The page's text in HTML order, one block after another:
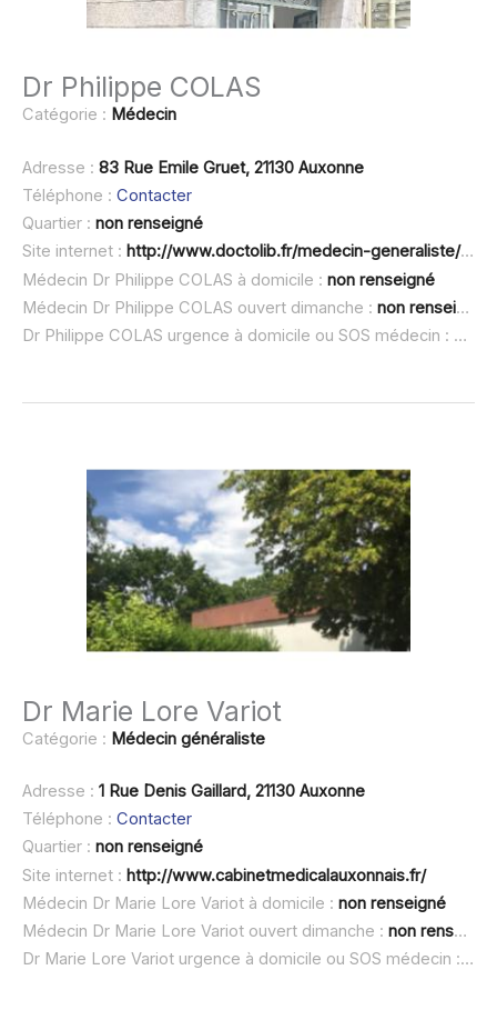
Dr Philippe COLAS
Catégorie : Médecin
Adresse : 83 Rue Emile Gruet, 21130 Auxonne
Téléphone : Contacter
Quartier : non renseigné
Site internet : http://www.doctolib.fr/medecin-generaliste/auxonne/philippe-colas
Médecin Dr Philippe COLAS à domicile : non renseigné
Médecin Dr Philippe COLAS ouvert dimanche : non renseigné
Dr Philippe COLAS urgence à domicile ou SOS médecin :
non
Dr Marie Lore Variot
Catégorie : Médecin généraliste
Adresse : 1 Rue Denis Gaillard, 21130 Auxonne
Téléphone : Contacter
Quartier : non renseigné
Site internet : http://www.cabinetmedicalauxonnais.fr/
Médecin Dr Marie Lore Variot à domicile : non renseigné
Médecin Dr Marie Lore Variot ouvert dimanche : non renseigné
Dr Marie Lore Variot urgence à domicile ou SOS médecin :